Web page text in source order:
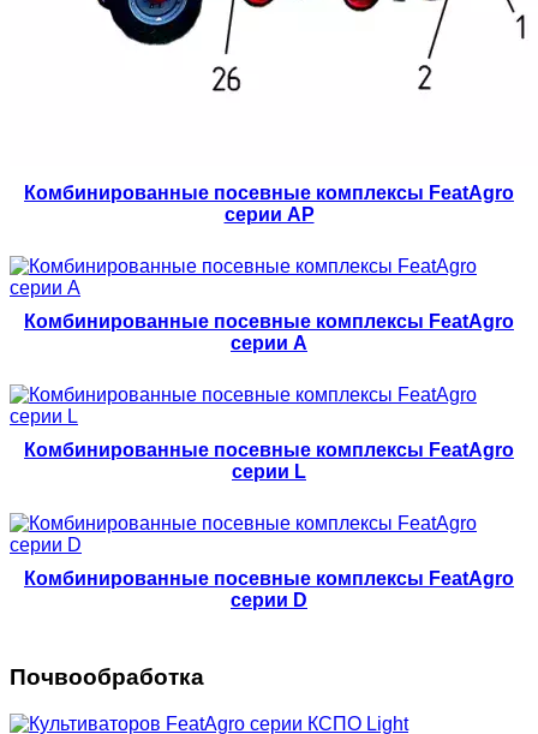
Комбинированные посевные комплексы FeatAgro
серии AP
Комбинированные посевные комплексы FeatAgro
серии A
Комбинированные посевные комплексы FeatAgro
серии L
Комбинированные посевные комплексы FeatAgro
серии D
Почвообработка